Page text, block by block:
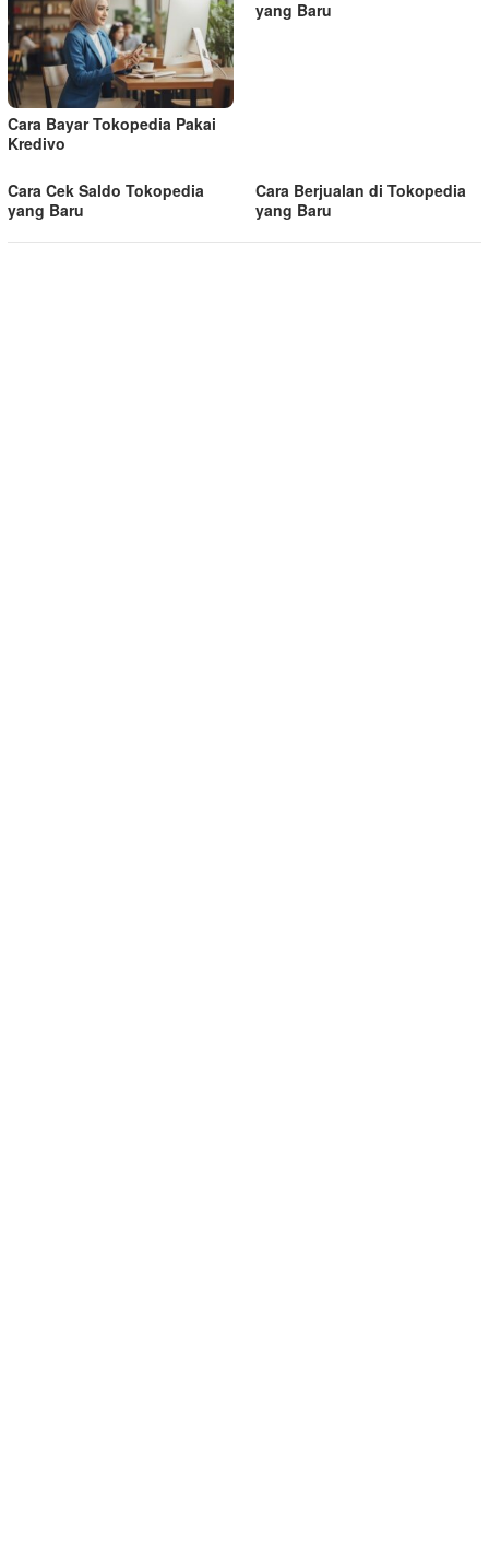
Cara Bayar Tokopedia Pakai
Kredivo
yang Baru
Cara Cek Saldo Tokopedia
yang Baru
Cara Berjualan di Tokopedia
yang Baru